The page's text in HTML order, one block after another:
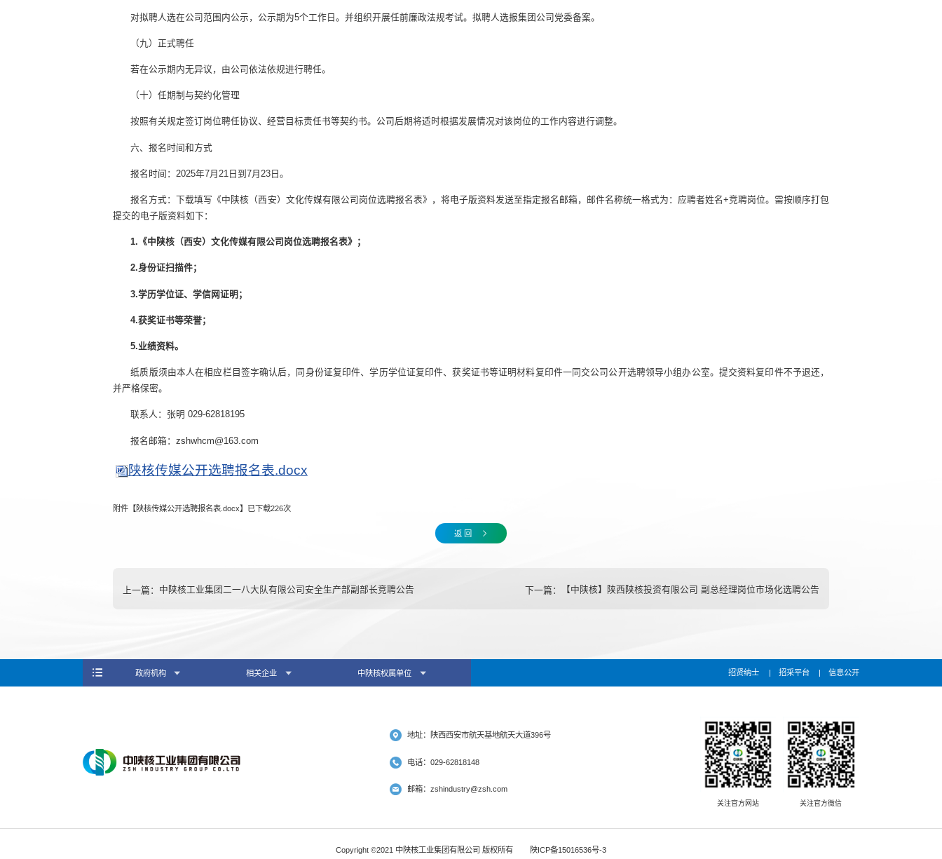
对拟聘人选在公司范围内公示，公示期为5个工作日。并组织开展任前廉政法规考试。拟聘人选报集团公司党委备案。
（九）正式聘任
若在公示期内无异议，由公司依法依规进行聘任。
（十）任期制与契约化管理
按照有关规定签订岗位聘任协议、经营目标责任书等契约书。公司后期将适时根据发展情况对该岗位的工作内容进行调整。
六、报名时间和方式
报名时间：2025年7月21日到7月23日。
报名方式：下载填写《中陕核（西安）文化传媒有限公司岗位选聘报名表》，将电子版资料发送至指定报名邮箱，邮件名称统一格式为：应聘者姓名+竞聘岗位。需按顺序打包
提交的电子版资料如下：
1.《中陕核（西安）文化传媒有限公司岗位选聘报名表》；
2.身份证扫描件；
3.学历学位证、学信网证明；
4.获奖证书等荣誉；
5.业绩资料。
纸质版须由本人在相应栏目签字确认后，同身份证复印件、学历学位证复印件、获奖证书等证明材料复印件一同交公司公开选聘领导小组办公室。提交资料复印件不予退还，
并严格保密。
联系人：张明 029-62818195
报名邮箱：zshwhcm@163.com
陕核传媒公开选聘报名表.docx
附件【 陕核传媒公开选聘报名表.docx】已下载226次
返 回
上一篇： 中陕核工业集团二一八大队有限公司安全生产部副部长竞聘公告 下一篇： 【中陕核】陕西陕核投资有限公司 副总经理岗位市场化选聘公告
政府机构 相关企业 中陕核权属单位 招贤纳士 招采平台 信息公开
地址：陕西西安市航天基地航天大道396号
电话：029-62818148
邮箱：zshindustry@zsh.com
关注官方网站 关注官方微信
Copyright ©2021 中陕核工业集团有限公司 版权所有 陕ICP备15016536号-3